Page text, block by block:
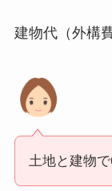
建物代（外構
土地と建物